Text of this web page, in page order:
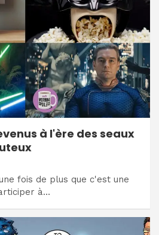
à l'ère des seaux
fois de plus que c'est une
à…